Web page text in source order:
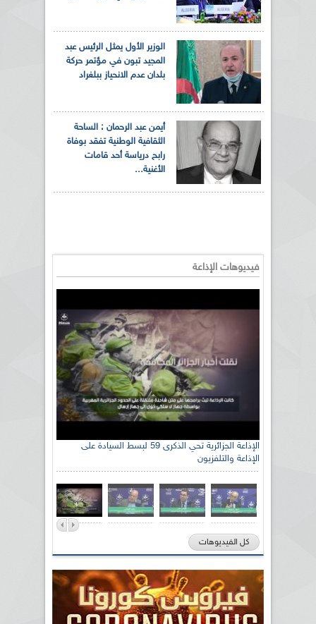
الوزير الأول يمثل الرئيس عبد
المجيد تبون في مؤتمر حركة
بلدان عدم الانحياز ببلغراد
أيمن عبد الرحمان : الساحة
الثقافية الوطنية تفقد بوفاة
رابح درياسة أحد قامات
الأغنية...
فيديوهات الإذاعة
الإذاعة الجزائرية تحي الذكرى 59 لبسط السيادة على
الإذاعة والتلفزيون
كل الفيديوهات